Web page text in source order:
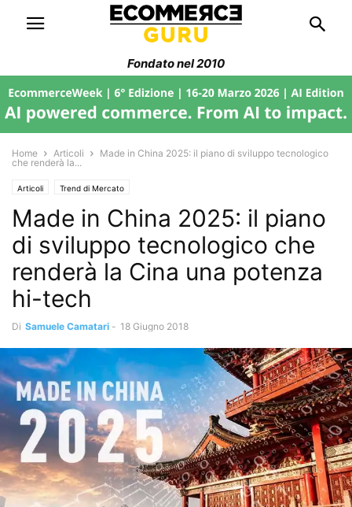
Fondato nel 2010
Home Articoli
Made in China 2025: il piano di sviluppo tecnologico
che renderà la...
Articoli Trend di Mercato
Made in China 2025: il piano
di sviluppo tecnologico che
renderà la Cina una potenza
hi-tech
Di Samuele Camatari - 18 Giugno 2018